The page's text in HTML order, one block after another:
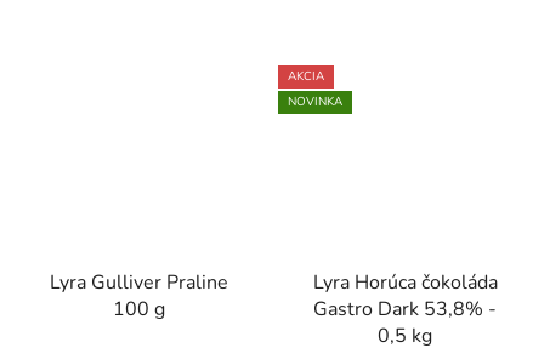
Lyra Gulliver Praline
100 g
AKCIA
NOVINKA
Lyra Horúca čokoláda
Gastro Dark 53,8% -
0,5 kg